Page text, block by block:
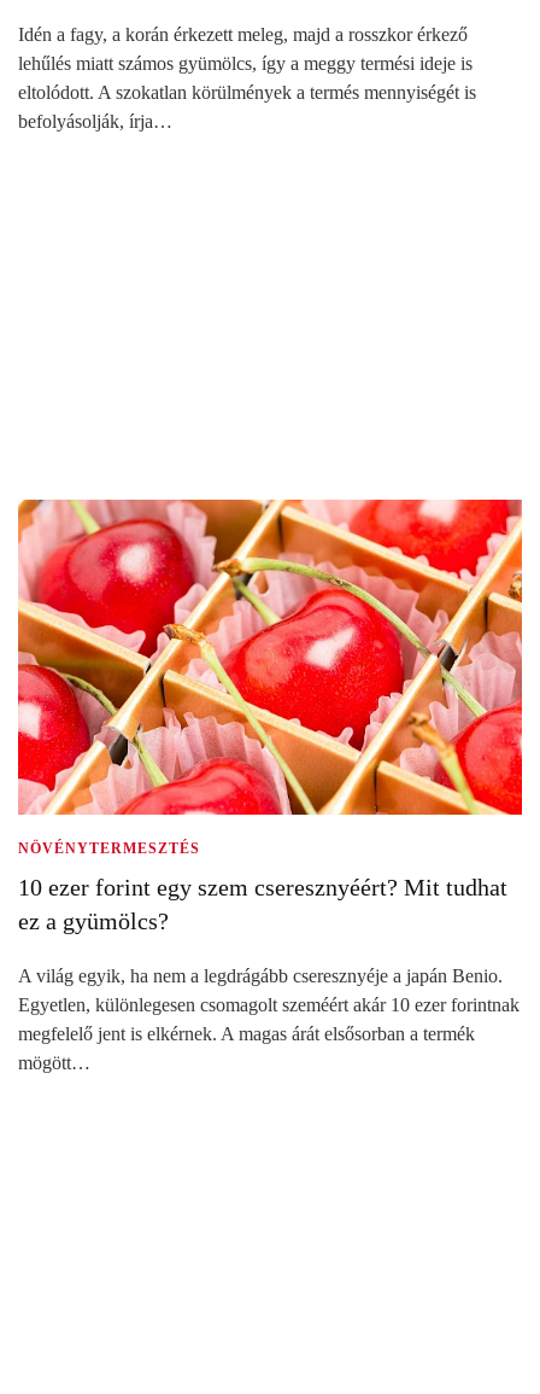
Idén a fagy, a korán érkezett meleg, majd a rosszkor érkező
lehűlés miatt számos gyümölcs, így a meggy termési ideje is
eltolódott. A szokatlan körülmények a termés mennyiségét is
befolyásolják, írja…
NÖVÉNYTERMESZTÉS
10 ezer forint egy szem cseresznyéért? Mit tudhat
ez a gyümölcs?
A világ egyik, ha nem a legdrágább cseresznyéje a japán Benio.
Egyetlen, különlegesen csomagolt szeméért akár 10 ezer forintnak
megfelelő jent is elkérnek. A magas árát elsősorban a termék
mögött…